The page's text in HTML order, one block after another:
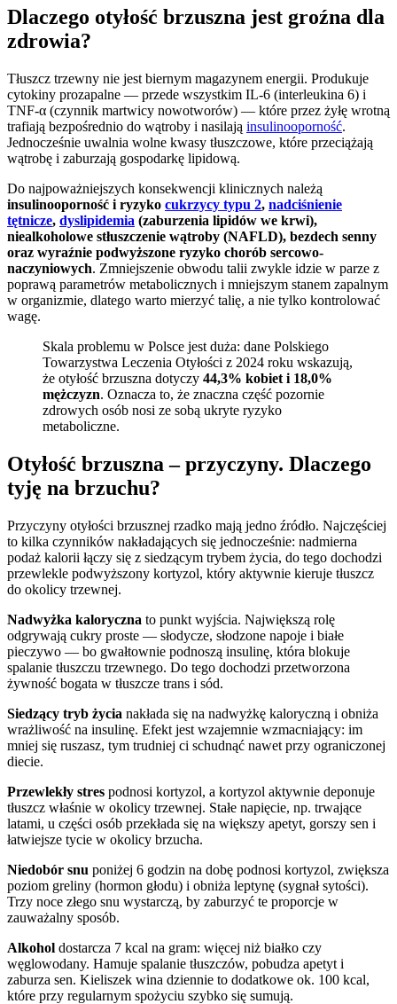
Dlaczego otyłość brzuszna jest groźna dla
zdrowia?
Tłuszcz trzewny nie jest biernym magazynem energii. Produkuje
cytokiny prozapalne — przede wszystkim IL-6 (interleukina 6) i
TNF-α (czynnik martwicy nowotworów) — które przez żyłę wrotną
trafiają bezpośrednio do wątroby i nasilają insulinooporność.
Jednocześnie uwalnia wolne kwasy tłuszczowe, które przeciążają
wątrobę i zaburzają gospodarkę lipidową.
Do najpoważniejszych konsekwencji klinicznych należą
insulinooporność i ryzyko cukrzycy typu 2, nadciśnienie
tętnicze, dyslipidemia (zaburzenia lipidów we krwi),
niealkoholowe stłuszczenie wątroby (NAFLD), bezdech senny
oraz wyraźnie podwyższone ryzyko chorób sercowo-
naczyniowych. Zmniejszenie obwodu talii zwykle idzie w parze z
poprawą parametrów metabolicznych i mniejszym stanem zapalnym
w organizmie, dlatego warto mierzyć talię, a nie tylko kontrolować
wagę.
Skala problemu w Polsce jest duża: dane Polskiego
Towarzystwa Leczenia Otyłości z 2024 roku wskazują,
że otyłość brzuszna dotyczy 44,3% kobiet i 18,0%
mężczyzn. Oznacza to, że znaczna część pozornie
zdrowych osób nosi ze sobą ukryte ryzyko
metaboliczne.
Otyłość brzuszna – przyczyny. Dlaczego
tyję na brzuchu?
Przyczyny otyłości brzusznej rzadko mają jedno źródło. Najczęściej
to kilka czynników nakładających się jednocześnie: nadmierna
podaż kalorii łączy się z siedzącym trybem życia, do tego dochodzi
przewlekle podwyższony kortyzol, który aktywnie kieruje tłuszcz
do okolicy trzewnej.
Nadwyżka kaloryczna to punkt wyjścia. Największą rolę
odgrywają cukry proste — słodycze, słodzone napoje i białe
pieczywo — bo gwałtownie podnoszą insulinę, która blokuje
spalanie tłuszczu trzewnego. Do tego dochodzi przetworzona
żywność bogata w tłuszcze trans i sód.
Siedzący tryb życia nakłada się na nadwyżkę kaloryczną i obniża
wrażliwość na insulinę. Efekt jest wzajemnie wzmacniający: im
mniej się ruszasz, tym trudniej ci schudnąć nawet przy ograniczonej
diecie.
Przewlekły stres podnosi kortyzol, a kortyzol aktywnie deponuje
tłuszcz właśnie w okolicy trzewnej. Stałe napięcie, np. trwające
latami, u części osób przekłada się na większy apetyt, gorszy sen i
łatwiejsze tycie w okolicy brzucha.
Niedobór snu poniżej 6 godzin na dobę podnosi kortyzol, zwiększa
poziom greliny (hormon głodu) i obniża leptynę (sygnał sytości).
Trzy noce złego snu wystarczą, by zaburzyć te proporcje w
zauważalny sposób.
Alkohol dostarcza 7 kcal na gram: więcej niż białko czy
węglowodany. Hamuje spalanie tłuszczów, pobudza apetyt i
zaburza sen. Kieliszek wina dziennie to dodatkowe ok. 100 kcal,
które przy regularnym spożyciu szybko się sumują.